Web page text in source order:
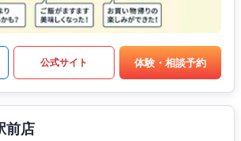
公式サイト 体験・相談予約
前店